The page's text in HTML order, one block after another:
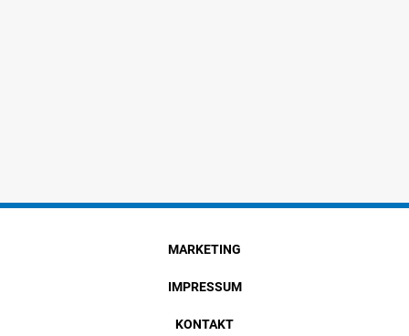
MARKETING
IMPRESSUM
KONTAKT